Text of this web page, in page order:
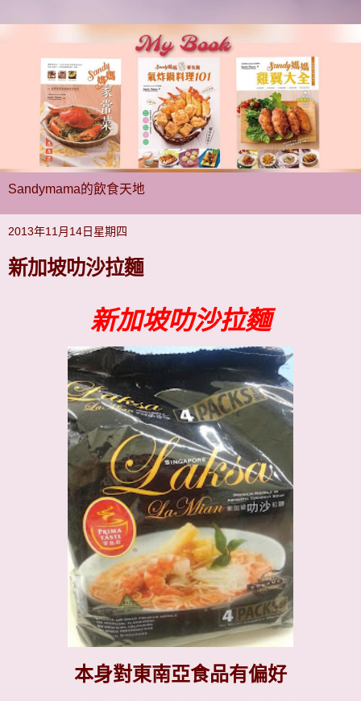
Sandymama的飲食天地
2013年11月14日星期四
新加坡叻沙拉麵
新加坡叻沙拉麵
本身對東南亞食品有偏好